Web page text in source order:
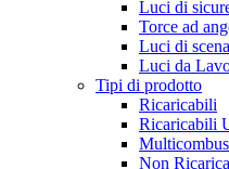
Luci di
Torce ad
Luci di
Luci da
Tipi di prodotto
Ricaricabili
Ricaricabili
Non